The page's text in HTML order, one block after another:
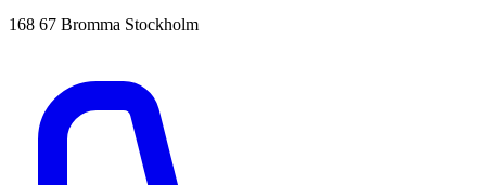
168 67 Bromma Stockholm